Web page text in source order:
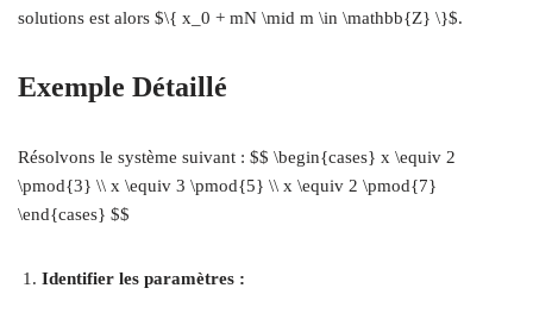
solutions est alors $\{ x_0 + mN \mid m \in \mathbb{Z} \}$.
Exemple Détaillé
Résolvons le système suivant : $$ \begin{cases} x \equiv 2
\pmod{3} \\ x \equiv 3 \pmod{5} \\ x \equiv 2 \pmod{7}
\end{cases} $$
Identifier les paramètres :